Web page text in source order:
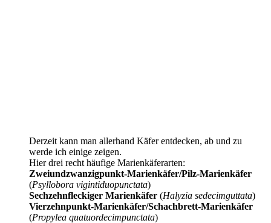
Derzeit kann man allerhand Käfer entdecken, ab und zu
werde ich einige zeigen.
Hier drei recht häufige Marienkäferarten:
Zweiundzwanzigpunkt-Marienkäfer/Pilz-Marienkäfer
(Psyllobora vigintiduopunctata)
Sechzehnfleckiger Marienkäfer (Halyzia sedecimguttata)
Vierzehnpunkt-Marienkäfer/Schachbrett-Marienkäfer
(Propylea quatuordecimpunctata)